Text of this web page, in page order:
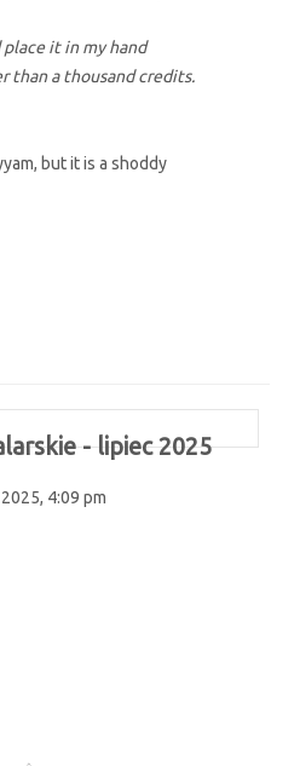
it in my hand
than a thousand credits.
but it is a shoddy
- lipiec 2025
4:09 pm